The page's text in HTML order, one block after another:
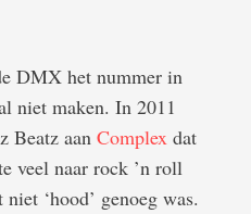
DMX het nummer in
niet maken. In 2011
Beatz aan Complex dat
veel naar rock ’n roll
‘hood’ genoeg was.